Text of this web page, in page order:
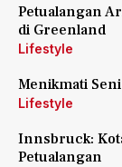
Petualangan
di Greenland
Lifestyle
Menikmati
Lifestyle
Innsbruck:
Petualangan